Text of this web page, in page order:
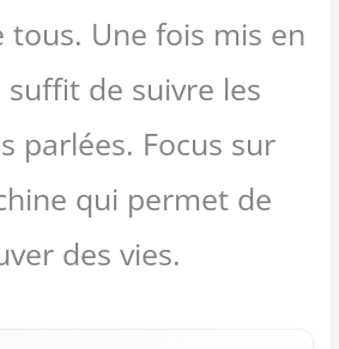
tous. Une fois mis en
de suivre les
parlées. Focus sur
qui permet de
des vies.